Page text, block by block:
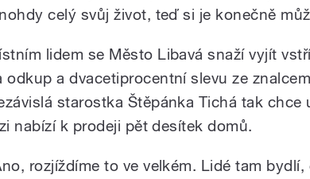
celý svůj život, teď si je konečně
lidem se Město Libavá snaží vyjít
odkup a dvacetiprocentní slevu ze
starostka Štěpánka Tichá tak chce
nabízí k prodeji pět desítek domů.
rozjíždíme to ve velkém. Lidé tam